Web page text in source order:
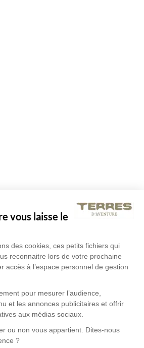
vous laisse le
des cookies, ces petits fichiers qui
reconnaitre lors de votre prochaine
accès à l’espace personnel de gestion
pour mesurer l’audience,
et les annonces publicitaires et offrir
aux médias sociaux.
ou non vous appartient. Dites-nous
?